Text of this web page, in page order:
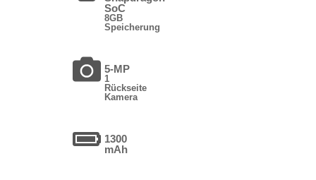
SoC
8GB
Speicherung
5-MP
1
Rückseite
Kamera
1300
mAh